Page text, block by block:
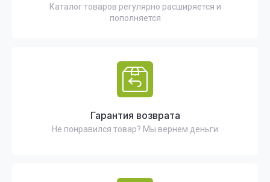
Каталог товаров регулярно расширяется и
пополняется
Гарантия возврата
Не понравился товар? Мы вернем деньги